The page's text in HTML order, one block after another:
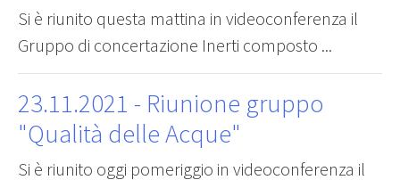
Si è riunito questa mattina in videoconferenza il
Gruppo di concertazione Inerti composto ...
23.11.2021 - Riunione gruppo
"Qualità delle Acque"
Si è riunito oggi pomeriggio in videoconferenza il